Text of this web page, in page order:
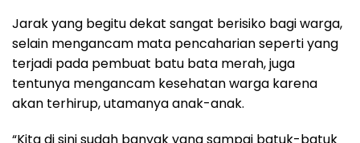
Jarak yang begitu dekat sangat berisiko bagi warga,
selain mengancam mata pencaharian seperti yang
terjadi pada pembuat batu bata merah, juga
tentunya mengancam kesehatan warga karena
akan terhirup, utamanya anak-anak.